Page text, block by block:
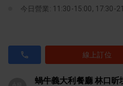
今日營業: 11:30-15:00, 17:30-
線上訂位
蝸牛義大利餐廳 林口昕